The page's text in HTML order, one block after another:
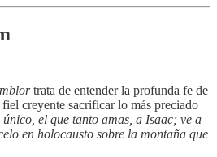
trata de entender la profunda fe de
creyente sacrificar lo más preciado
el que tanto amas, a Isaac; ve a
en holocausto sobre la montaña que